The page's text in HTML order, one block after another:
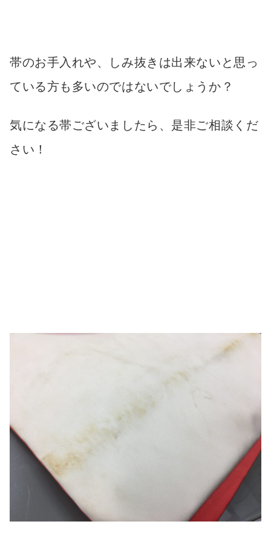
帯のお手入れや、しみ抜きは出来ないと思っ
ている方も多いのではないでしょうか？
気になる帯ございましたら、是非ご相談くだ
さい！